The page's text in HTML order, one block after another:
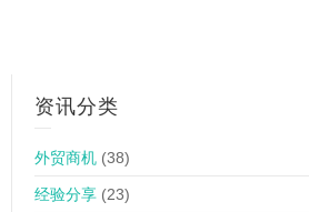
资讯分类
外贸商机 (38)
经验分享 (23)